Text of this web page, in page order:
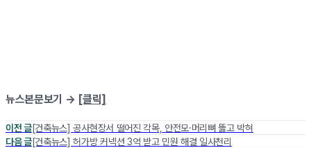
뉴스본문보기 → [클릭]
이전 글[건축뉴스] 공사현장서 떨어진 각목, 안전모·머리뼈 뚫고 박혀
다음 글[건축뉴스] 허가방 커넥션 3억 받고 민원 해결 일사천리